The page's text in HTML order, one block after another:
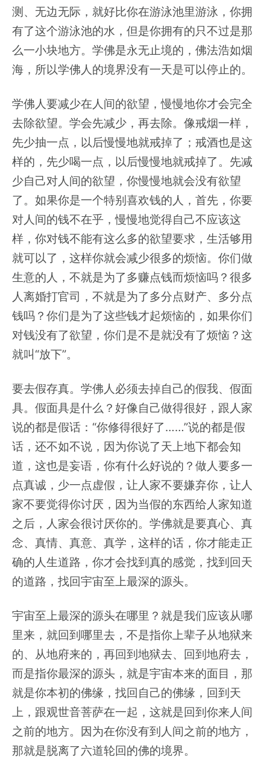
测、无边无际，就好比你在游泳池里游泳，你拥
有了这个游泳池的水，但是你拥有的只不过是那
么一小块地方。学佛是永无止境的，佛法浩如烟
海，所以学佛人的境界没有一天是可以停止的。
学佛人要减少在人间的欲望，慢慢地你才会完全
去除欲望。学会先减少，再去除。像戒烟一样，
先少抽一点，以后慢慢地就戒掉了；戒酒也是这
样的，先少喝一点，以后慢慢地就戒掉了。先减
少自己对人间的欲望，你慢慢地就会没有欲望
了。如果你是一个特别喜欢钱的人，首先，你要
对人间的钱不在乎，慢慢地觉得自己不应该这
样，你对钱不能有这么多的欲望要求，生活够用
就可以了，这样你就会减少很多的烦恼。你们做
生意的人，不就是为了多赚点钱而烦恼吗？很多
人离婚打官司，不就是为了多分点财产、多分点
钱吗？你们是为了这些钱才起烦恼的，如果你们
对钱没有了欲望，你们是不是就没有了烦恼？这
就叫“放下”。
要去假存真。学佛人必须去掉自己的假我、假面
具。假面具是什么？好像自己做得很好，跟人家
说的都是假话：“你修得很好了……”说的都是假
话，还不如不说，因为你说了天上地下都会知
道，这也是妄语，你有什么好说的？做人要多一
点真诚，少一点虚假，让人家不要嫌弃你，让人
家不要觉得你讨厌，因为当假的东西给人家知道
之后，人家会很讨厌你的。学佛就是要真心、真
念、真情、真意、真学，这样的话，你才能走正
确的人生道路，你才会找到真的感觉，找到回天
的道路，找回宇宙至上最深的源头。
宇宙至上最深的源头在哪里？就是我们应该从哪
里来，就回到哪里去，不是指你上辈子从地狱来
的、从地府来的，再回到地狱去、回到地府去，
而是指你最深的源头，就是宇宙本来的面目，那
就是你本初的佛缘，找回自己的佛缘，回到天
上，跟观世音菩萨在一起，这就是回到你来人间
之前的地方。因为在你没有到人间之前的地方，
那就是脱离了六道轮回的佛的境界。